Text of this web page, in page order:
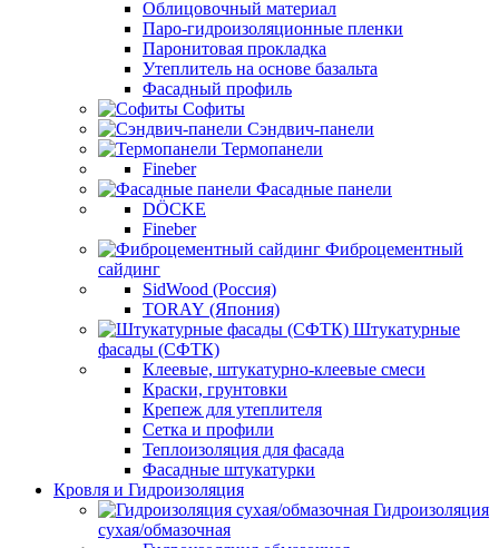
Облицовочный материал
Паро-гидроизоляционные пленки
Паронитовая прокладка
Утеплитель на основе базальта
Фасадный профиль
Софиты
Сэндвич-панели
Термопанели
Fineber
Фасадные панели
DÖCKE
Fineber
Фиброцементный
сайдинг
SidWood (Россия)
TORAY (Япония)
Штукатурные
фасады (СФТК)
Клеевые, штукатурно-клеевые смеси
Краски, грунтовки
Крепеж для утеплителя
Сетка и профили
Теплоизоляция для фасада
Фасадные штукатурки
Кровля и Гидроизоляция
Гидроизоляция
сухая/обмазочная